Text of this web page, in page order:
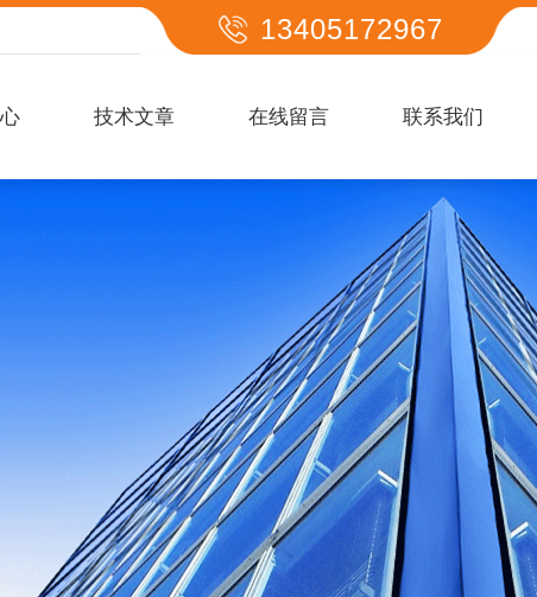
13405172967
技术文章 在线留言 联系我们